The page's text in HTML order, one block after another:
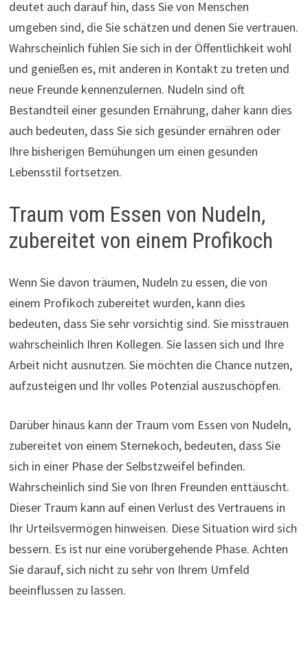
deutet auch darauf hin, dass Sie von Menschen
umgeben sind, die Sie schätzen und denen Sie vertrauen.
Wahrscheinlich fühlen Sie sich in der Öffentlichkeit wohl
und genießen es, mit anderen in Kontakt zu treten und
neue Freunde kennenzulernen. Nudeln sind oft
Bestandteil einer gesunden Ernährung, daher kann dies
auch bedeuten, dass Sie sich gesünder ernähren oder
Ihre bisherigen Bemühungen um einen gesunden
Lebensstil fortsetzen.
Traum vom Essen von Nudeln,
zubereitet von einem Profikoch
Wenn Sie davon träumen, Nudeln zu essen, die von
einem Profikoch zubereitet wurden, kann dies
bedeuten, dass Sie sehr vorsichtig sind. Sie misstrauen
wahrscheinlich Ihren Kollegen. Sie lassen sich und Ihre
Arbeit nicht ausnutzen. Sie möchten die Chance nutzen,
aufzusteigen und Ihr volles Potenzial auszuschöpfen.
Darüber hinaus kann der Traum vom Essen von Nudeln,
zubereitet von einem Sternekoch, bedeuten, dass Sie
sich in einer Phase der Selbstzweifel befinden.
Wahrscheinlich sind Sie von Ihren Freunden enttäuscht.
Dieser Traum kann auf einen Verlust des Vertrauens in
Ihr Urteilsvermögen hinweisen. Diese Situation wird sich
bessern. Es ist nur eine vorübergehende Phase. Achten
Sie darauf, sich nicht zu sehr von Ihrem Umfeld
beeinflussen zu lassen.